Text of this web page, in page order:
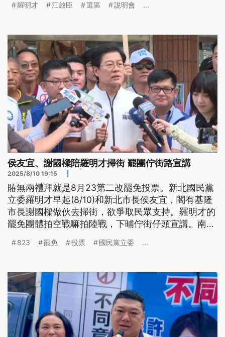
議法案，認為其不適任；游顥對此回應，中配6改4法
案。
羅明才 江啟臣 選區 說明會 ...
侯友宜、謝國樑陪羅明才掃街 罷團佇街路宣講
2025/8/10 19:15
賰無兩禮拜就是8月23第二改罷免投票。新北國民黨
立委羅明才早起(8/10)和新北市長侯友宜，閣有基隆
市長謝國樑做伙去掃街，欲爭取民眾支持。羅明才的
罷免團體拍空戰嘛拍陸戰，下晡佇街仔頭宣講。南
體佮民進黨的立委開記者會，批評游顥提案中國配
823 罷免 投票 國民黨立委 ...